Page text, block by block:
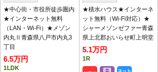
対象物件は
こちら】
◇2月、3月定休日のお知らせ◇
3月は休まず営業いたします。
内見のご予約やお問い合わせはお気軽にご連絡くださ
★中心街・市役所徒歩圏内
★インターネット無料
（LAN・Wi-Fi）★メゾン
内丸Ⅱ青森県八戸市内丸3
丁目
6.5万円
1LDK
★積水ハウス★インターネ
ット無料（Wi-Fi対応）★
シャーメゾンゼファー青森
県上北郡おいらせ町上明堂
5.1万円
1R